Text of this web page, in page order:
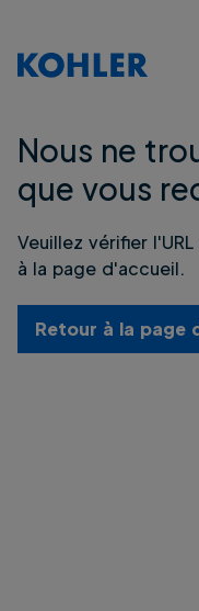
Nous ne
que vous
Veuillez vérifier
à la page d'accueil.
Retour à la page